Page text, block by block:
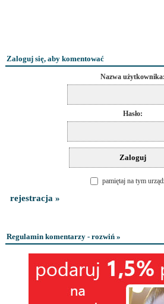
Zaloguj się, aby komentować
Nazwa użytkownika:
Hasło:
pamiętaj na tym
rejestracja »
Regulamin komentarzy - rozwiń »